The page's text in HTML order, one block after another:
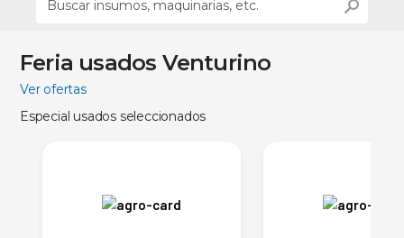
Feria usados Venturino
Ver ofertas
Especial usados seleccionados